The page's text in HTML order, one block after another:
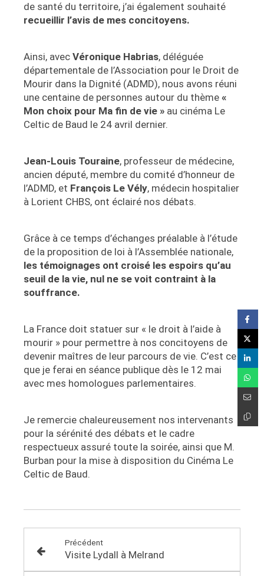
de santé du territoire, j’ai également souhaité
recueillir l’avis de mes concitoyens.
Ainsi, avec Véronique Habrias, déléguée
départementale de l’Association pour le Droit de
Mourir dans la Dignité (ADMD), nous avons réuni
une centaine de personnes autour du thème «
Mon choix pour Ma fin de vie » au cinéma Le
Celtic de Baud le 24 avril dernier.
Jean-Louis Touraine, professeur de médecine,
ancien député, membre du comité d’honneur de
l’ADMD, et François Le Vély, médecin hospitalier
à Lorient CHBS, ont éclairé nos débats.
Grâce à ce temps d’échanges préalable à l’étude
de la proposition de loi à l’Assemblée nationale,
les témoignages ont croisé les espoirs qu’au
seuil de la vie, nul ne se voit contraint à la
souffrance.
La France doit statuer sur « le droit à l’aide à
mourir » pour permettre à nos concitoyens de
devenir maîtres de leur parcours de vie. C’est ce
que je ferai en séance publique dès le 12 mai
avec mes homologues parlementaires.
Je remercie chaleureusement nos intervenants
pour la sérénité des débats et le cadre
respectueux assuré toute la soirée, ainsi que M.
Burban pour la mise à disposition du Cinéma Le
Celtic de Baud.
Précédent
Visite Lydall à Melrand